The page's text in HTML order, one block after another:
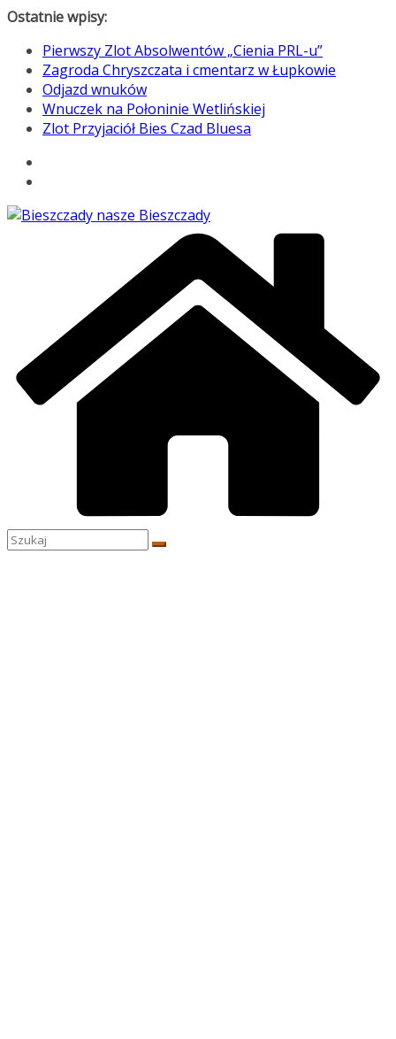
Przejdź
treści
Ostatnie wpisy:
Pierwszy Zlot Absolwentów „Cienia PRL-u”
Zagroda Chryszczata i cmentarz w Łupkowie
Odjazd wnuków
Wnuczek na Połoninie Wetlińskiej
Zlot Przyjaciół Bies Czad Bluesa